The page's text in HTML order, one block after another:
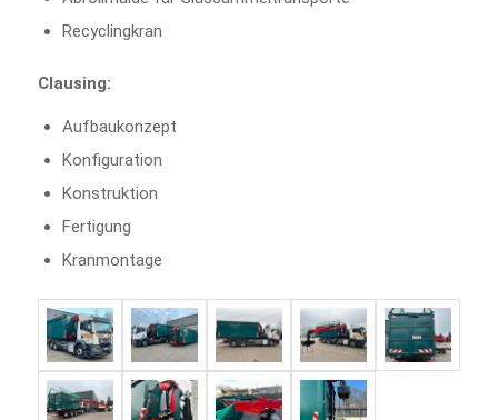
Recyclingkran
Clausing:
Aufbaukonzept
Konfiguration
Konstruktion
Fertigung
Kranmontage